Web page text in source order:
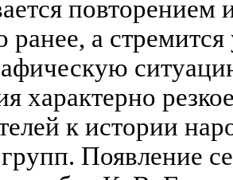
ранее, а
характерно
к истории
Появление